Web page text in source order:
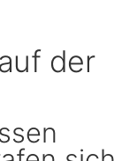
der